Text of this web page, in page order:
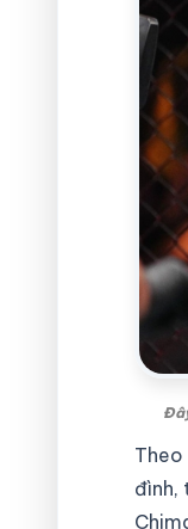
Theo
đình,